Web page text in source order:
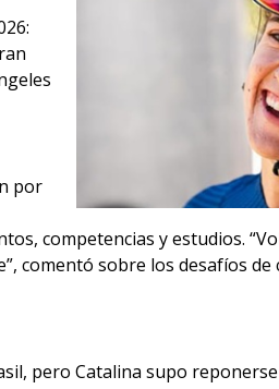
por
competencias y estudios.
comentó sobre los desafíos
pero Catalina supo